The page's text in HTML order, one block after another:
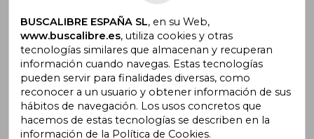
Suscríbete para recibir ofertas y
promociones
¿Necesitas ayuda?
Ir a Centro de Soporte
BUSCALIBRE ESPAÑA SL, en su Web,
www.buscalibre.es, utiliza cookies y otras
tecnologías similares que almacenan y recuperan
información cuando navegas. Estas tecnologías
pueden servir para finalidades diversas, como
reconocer a un usuario y obtener información de sus
hábitos de navegación. Los usos concretos que
hacemos de estas tecnologías se describen en la
información de la Política de Cookies.